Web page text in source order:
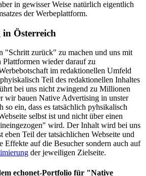
in gewisser Weise natürlich eigentlich
der Werbeplattform.
Österreich
"Schritt zurück" zu machen und uns mit
Plattformen wieder darauf zu
im redaktionellen Umfeld
Teil des redaktionellen Inhaltes
bei uns nicht zwingend zu Millionen
wir bauen Native Advertising in unster
so ein, dass es tatsächlich pyhsikalisch
selbst ist und nicht über einen
wird. Der Inhalt wird bei uns
eben Teil der tatsächlichen Webseite und
Effekte auf die Besucher sondern auch auf
der jeweiligen Zielseite.
echonet-Portfolio für "Native